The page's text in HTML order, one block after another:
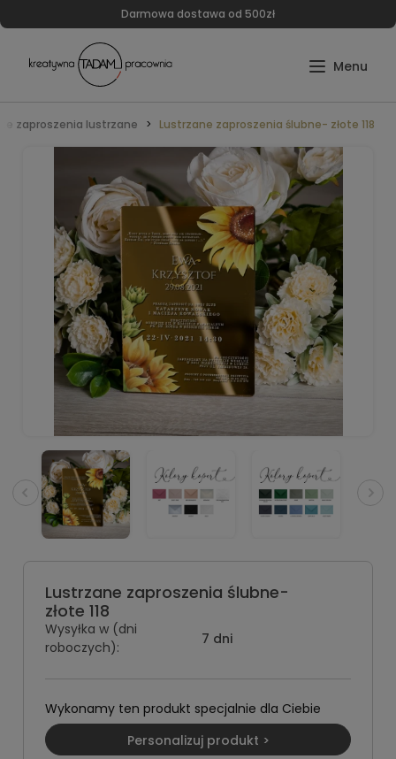
Darmowa dostawa od 500zł
zaproszenia lustrzane Lustrzane zaproszenia ślubne- złote 118
Lustrzane zaproszenia ślubne-
złote 118
Wysyłka w (dni
roboczych):
7 dni
Wykonamy ten produkt specjalnie dla Ciebie
Personalizuj produkt >